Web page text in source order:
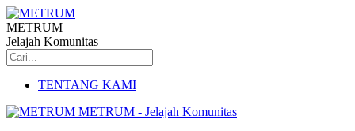
METRUM
Jelajah Komunitas
TENTANG KAMI
METRUM - Jelajah Komunitas